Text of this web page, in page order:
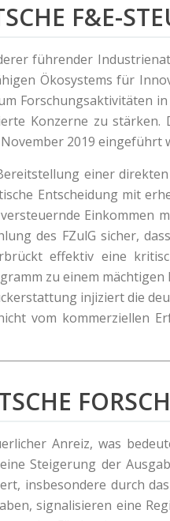
F&E-
führender
Ökosystems für
Forschungsaktivitäten
Konzerne zu
2019 eingeführt
einer
Entscheidung mit
des FZulG sicher,
effektiv eine
zu einem
injiziert die
vom kommerziellen
Anreiz, was
Steigerung der
insbesondere durch
signalisieren eine